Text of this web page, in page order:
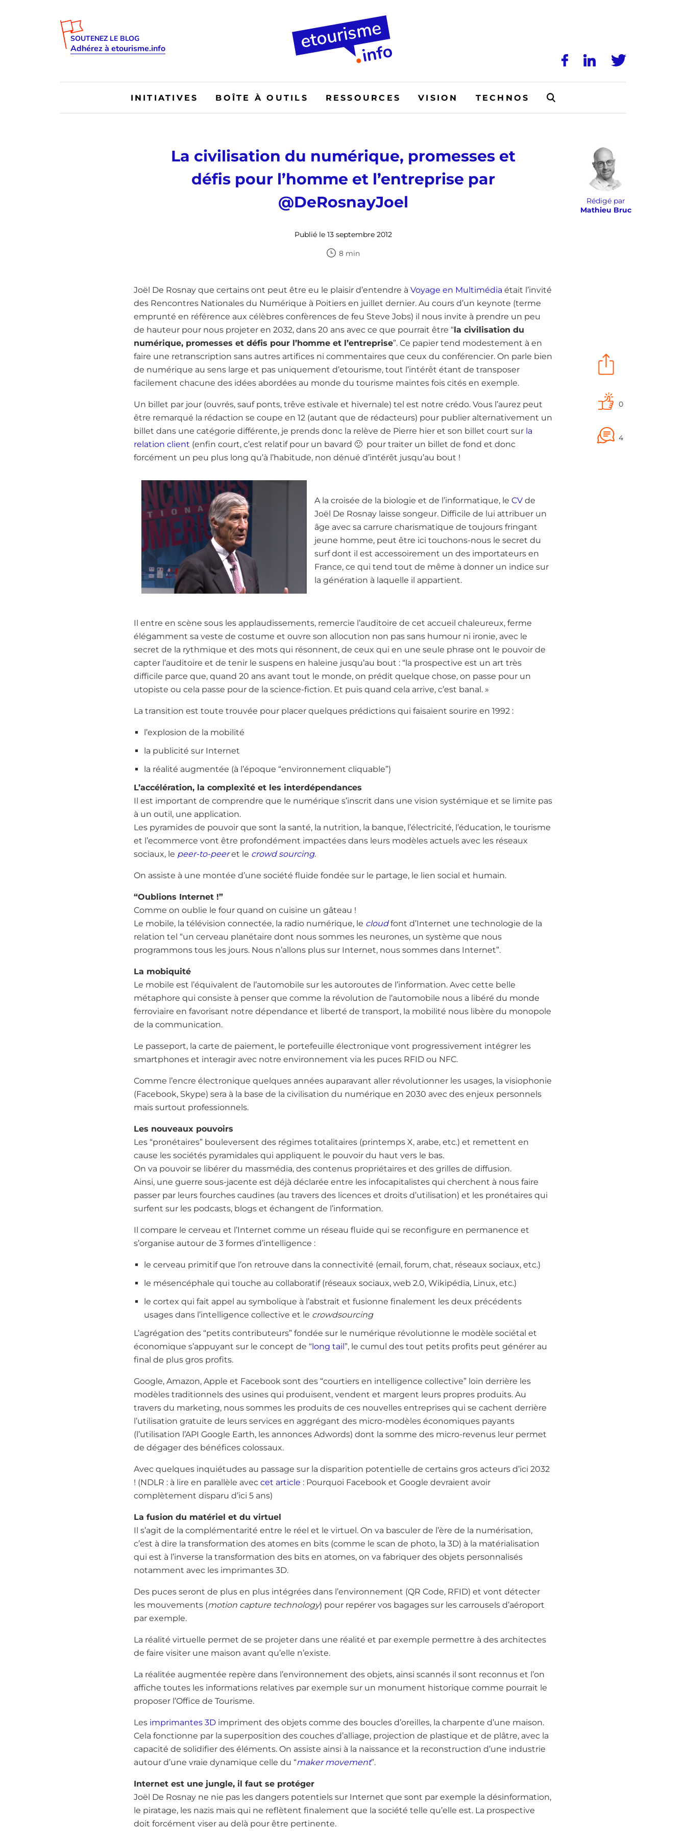
SOUTENEZ LE BLOG
Adhérez à etourisme.info
INITIATIVES BOÎTE À OUTILS RESSOURCES VISION TECHNOS
La civilisation du numérique, promesses et
défis pour l’homme et l’entreprise par
@DeRosnayJoel
Publié le 13 septembre 2012
8 min
Rédigé par
Mathieu Bruc
0
4
Joël De Rosnay que certains ont peut être eu le plaisir d’entendre à Voyage en Multimédia était l’invité
des Rencontres Nationales du Numérique à Poitiers en juillet dernier. Au cours d’un keynote (terme
emprunté en référence aux célèbres confèrences de feu Steve Jobs) il nous invite à prendre un peu
de hauteur pour nous projeter en 2032, dans 20 ans avec ce que pourrait être “la civilisation du
numérique, promesses et défis pour l’homme et l’entreprise”. Ce papier tend modestement à en
faire une retranscription sans autres artifices ni commentaires que ceux du conférencier. On parle bien
de numérique au sens large et pas uniquement d’etourisme, tout l’intérêt étant de transposer
facilement chacune des idées abordées au monde du tourisme maintes fois cités en exemple.
Un billet par jour (ouvrés, sauf ponts, trêve estivale et hivernale) tel est notre crédo. Vous l’aurez peut
être remarqué la rédaction se coupe en 12 (autant que de rédacteurs) pour publier alternativement un
billet dans une catégorie différente, je prends donc la relève de Pierre hier et son billet court sur la
relation client (enfin court, c’est relatif pour un bavard 🙂 pour traiter un billet de fond et donc
forcément un peu plus long qu’à l’habitude, non dénué d’intérêt jusqu’au bout !
A la croisée de la biologie et de l’informatique, le CV de
Joël De Rosnay laisse songeur. Difficile de lui attribuer un
âge avec sa carrure charismatique de toujours fringant
jeune homme, peut être ici touchons-nous le secret du
surf dont il est accessoirement un des importateurs en
France, ce qui tend tout de même à donner un indice sur
la génération à laquelle il appartient.
Il entre en scène sous les applaudissements, remercie l’auditoire de cet accueil chaleureux, ferme
élégamment sa veste de costume et ouvre son allocution non pas sans humour ni ironie, avec le
secret de la rythmique et des mots qui résonnent, de ceux qui en une seule phrase ont le pouvoir de
capter l’auditoire et de tenir le suspens en haleine jusqu’au bout : “la prospective est un art très
difficile parce que, quand 20 ans avant tout le monde, on prédit quelque chose, on passe pour un
utopiste ou cela passe pour de la science-fiction. Et puis quand cela arrive, c’est banal. »
La transition est toute trouvée pour placer quelques prédictions qui faisaient sourire en 1992 :
l’explosion de la mobilité
la publicité sur Internet
la réalité augmentée (à l’époque “environnement cliquable”)
L’accélération, la complexité et les interdépendances
Il est important de comprendre que le numérique s’inscrit dans une vision systémique et se limite pas
à un outil, une application.
Les pyramides de pouvoir que sont la santé, la nutrition, la banque, l’électricité, l’éducation, le tourisme
et l’ecommerce vont être profondément impactées dans leurs modèles actuels avec les réseaux
sociaux, le peer-to-peeret le crowd sourcing.
On assiste à une montée d’une société fluide fondée sur le partage, le lien social et humain.
“Oublions Internet !”
Comme on oublie le four quand on cuisine un gâteau !
Le mobile, la télévision connectée, la radio numérique, le cloud font d’Internet une technologie de la
relation tel “un cerveau planétaire dont nous sommes les neurones, un système que nous
programmons tous les jours. Nous n’allons plus sur Internet, nous sommes dans Internet”.
La mobiquité
Le mobile est l’équivalent de l’automobile sur les autoroutes de l’information. Avec cette belle
métaphore qui consiste à penser que comme la révolution de l’automobile nous a libéré du monde
ferroviaire en favorisant notre dépendance et liberté de transport, la mobilité nous libère du monopole
de la communication.
Le passeport, la carte de paiement, le portefeuille électronique vont progressivement intégrer les
smartphones et interagir avec notre environnement via les puces RFID ou NFC.
Comme l’encre électronique quelques années auparavant aller révolutionner les usages, la visiophonie
(Facebook, Skype) sera à la base de la civilisation du numérique en 2030 avec des enjeux personnels
mais surtout professionnels.
Les nouveaux pouvoirs
Les “pronétaires” bouleversent des régimes totalitaires (printemps X, arabe, etc.) et remettent en
cause les sociétés pyramidales qui appliquent le pouvoir du haut vers le bas.
On va pouvoir se libérer du massmédia, des contenus propriétaires et des grilles de diffusion.
Ainsi, une guerre sous-jacente est déjà déclarée entre les infocapitalistes qui cherchent à nous faire
passer par leurs fourches caudines (au travers des licences et droits d’utilisation) et les pronétaires qui
surfent sur les podcasts, blogs et échangent de l’information.
Il compare le cerveau et l’Internet comme un réseau fluide qui se reconfigure en permanence et
s’organise autour de 3 formes d’intelligence :
le cerveau primitif que l’on retrouve dans la connectivité (email, forum, chat, réseaux sociaux, etc.)
le mésencéphale qui touche au collaboratif (réseaux sociaux, web 2.0, Wikipédia, Linux, etc.)
le cortex qui fait appel au symbolique à l’abstrait et fusionne finalement les deux précédents
usages dans l’intelligence collective et le crowdsourcing
L’agrégation des “petits contributeurs” fondée sur le numérique révolutionne le modèle sociétal et
économique s’appuyant sur le concept de “long tail”, le cumul des tout petits profits peut générer au
final de plus gros profits.
Google, Amazon, Apple et Facebook sont des “courtiers en intelligence collective” loin derrière les
modèles traditionnels des usines qui produisent, vendent et margent leurs propres produits. Au
travers du marketing, nous sommes les produits de ces nouvelles entreprises qui se cachent derrière
l’utilisation gratuite de leurs services en aggrégant des micro-modèles économiques payants
(l’utilisation l’API Google Earth, les annonces Adwords) dont la somme des micro-revenus leur permet
de dégager des bénéfices colossaux.
Avec quelques inquiétudes au passage sur la disparition potentielle de certains gros acteurs d’ici 2032
! (NDLR : à lire en parallèle avec cet article : Pourquoi Facebook et Google devraient avoir
complètement disparu d’ici 5 ans)
La fusion du matériel et du virtuel
Il s’agit de la complémentarité entre le réel et le virtuel. On va basculer de l’ère de la numérisation,
c’est à dire la transformation des atomes en bits (comme le scan de photo, la 3D) à la matérialisation
qui est à l’inverse la transformation des bits en atomes, on va fabriquer des objets personnalisés
notamment avec les imprimantes 3D.
Des puces seront de plus en plus intégrées dans l’environnement (QR Code, RFID) et vont détecter
les mouvements (motion capture technology) pour repérer vos bagages sur les carrousels d’aéroport
par exemple.
La réalité virtuelle permet de se projeter dans une réalité et par exemple permettre à des architectes
de faire visiter une maison avant qu’elle n’existe.
La réalitée augmentée repère dans l’environnement des objets, ainsi scannés il sont reconnus et l’on
affiche toutes les informations relatives par exemple sur un monument historique comme pourrait le
proposer l’Office de Tourisme.
Les imprimantes 3D impriment des objets comme des boucles d’oreilles, la charpente d’une maison.
Cela fonctionne par la superposition des couches d’alliage, projection de plastique et de plâtre, avec la
capacité de solidifier des éléments. On assiste ainsi à la naissance et la reconstruction d’une industrie
autour d’une vraie dynamique celle du “maker movement”.
Internet est une jungle, il faut se protéger
Joël De Rosnay ne nie pas les dangers potentiels sur Internet que sont par exemple la désinformation,
le piratage, les nazis mais qui ne reflètent finalement que la société telle qu’elle est. La prospective
doit forcément viser au delà pour être pertinente.